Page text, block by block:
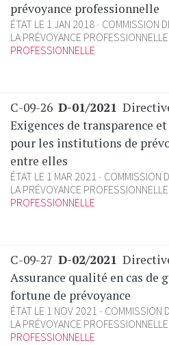
prévoyance professionnelle
ÉTAT LE 1 JAN 2018 COMMISSION
LA PRÉVOYANCE PROFESSIONNELLE
PROFESSIONNELLE
C-09-26 D-01/2021
Exigences de transparence
pour les institutions de
entre elles
ÉTAT LE 1 MAR 2021
COMMISSION
LA PRÉVOYANCE PROFESSIONNELLE
PROFESSIONNELLE
C-09-27 D-02/2021
Assurance qualité en cas de
fortune de prévoyance
ÉTAT LE 1 NOV 2021
COMMISSION
LA PRÉVOYANCE PROFESSIONNELLE
PROFESSIONNELLE